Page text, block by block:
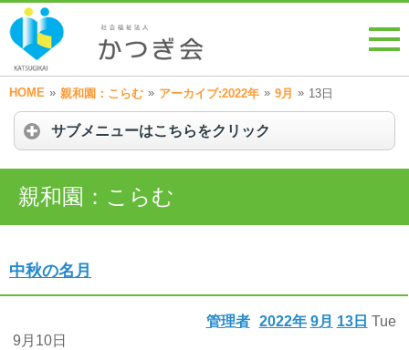
HOME » 親和園：こらむ » アーカイブ:2022年 » 9月 » 13日
サブメニューはこちらをクリック
親和園：こらむ
中秋の名月
2022年 9月 13日 Tue
管理者
9月10日